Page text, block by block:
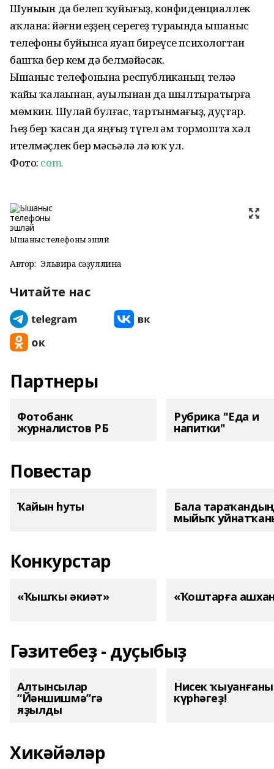
Шуныһын да белеп ҡуйығыҙ, конфиден­циаллек
һаҡлана: йәғни һеҙҙең серегеҙ тураһында ышаныс
телефоны буйынса яуап биреүсе психологтан
башҡа бер кем дә белмәйәсәк.
Ышаныс телефонына республиканың теләһә
ҡайһы ҡалаһынан, ауылынан да шылтыратырға
мөмкин. Шулай булғас, тартынмағыҙ, дуҫтар.
Һеҙ бер ҡасан да яңғыҙ түгел һәм тормошта хәл
ителмәҫлек бер мәсьәлә лә юҡ ул.
Фото: com.
Ышаныс телефоны эшләй
Автор: Эльвира Әсәҙуллина
Читайте нас
Партнеры
Фотобанк
журналистов РБ
Рубрика "Еда и
напитки"
Повестар
Ҡайын һуты Бала тараҡандың
мыйыҡ
Конкурстар
«Ҡышҡы әкиәт» «Ҡоштарға
Гәзитебеҙ - дуҫыбыҙ
Алтынсылар
“Йәншишмә”гә
яҙылды
Нисек
күрһәгеҙ!
Хикәйәләр